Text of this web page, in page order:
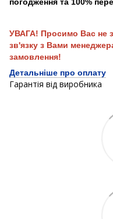
УВАГА! Просимо Вас не
зв'язку з Вами
замовлення!
Детальніше про оплату
Гарантія від виробника